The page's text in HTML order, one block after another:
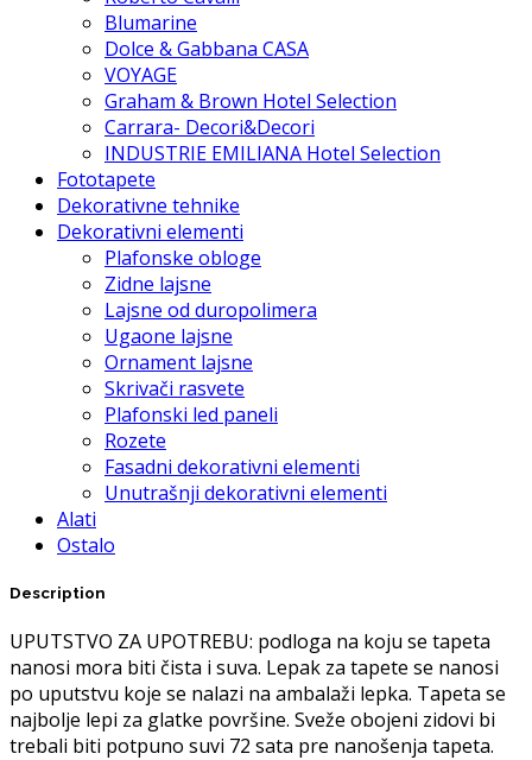
Blumarine
Dolce & Gabbana CASA
VOYAGE
Graham & Brown Hotel Selection
Carrara- Decori&Decori
INDUSTRIE EMILIANA Hotel Selection
Fototapete
Dekorativne tehnike
Dekorativni elementi
Plafonske obloge
Zidne lajsne
Lajsne od duropolimera
Ugaone lajsne
Ornament lajsne
Skrivači rasvete
Plafonski led paneli
Rozete
Fasadni dekorativni elementi
Unutrašnji dekorativni elementi
Alati
Ostalo
Description
UPUTSTVO ZA UPOTREBU: podloga na koju se tapeta
nanosi mora biti čista i suva. Lepak za tapete se nanosi
po uputstvu koje se nalazi na ambalaži lepka. Tapeta se
najbolje lepi za glatke površine. Sveže obojeni zidovi bi
trebali biti potpuno suvi 72 sata pre nanošenja tapeta.